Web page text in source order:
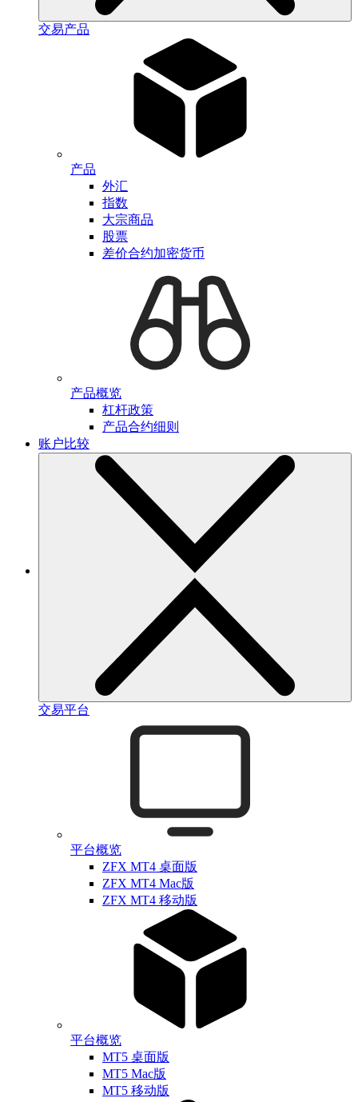
交易产品
产品
外汇
指数
大宗商品
股票
差价合约加密货币
产品概览
杠杆政策
产品合约细则
账户比较
交易平台
平台概览
ZFX MT4 桌面版
ZFX MT4 Mac版
ZFX MT4 移动版
平台概览
MT5 桌面版
MT5 Mac版
MT5 移动版